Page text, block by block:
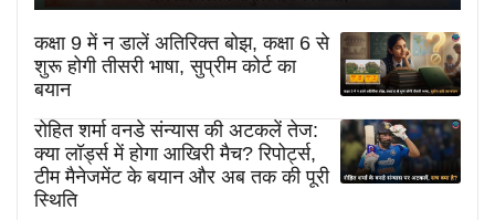
कक्षा 9 में न डालें अतिरिक्त बोझ, कक्षा 6 से
शुरू होगी तीसरी भाषा, सुप्रीम कोर्ट का
बयान
रोहित शर्मा वनडे संन्यास की अटकलें तेज:
क्या लॉर्ड्स में होगा आखिरी मैच? रिपोर्ट्स,
टीम मैनेजमेंट के बयान और अब तक की पूरी
स्थिति